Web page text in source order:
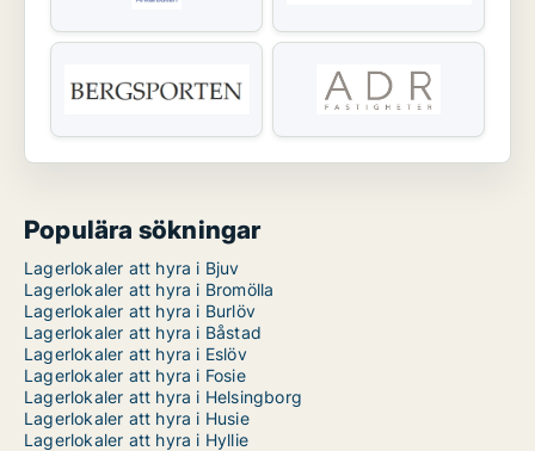
Populära sökningar
Lagerlokaler att hyra i Bjuv
Lagerlokaler att hyra i Bromölla
Lagerlokaler att hyra i Burlöv
Lagerlokaler att hyra i Båstad
Lagerlokaler att hyra i Eslöv
Lagerlokaler att hyra i Fosie
Lagerlokaler att hyra i Helsingborg
Lagerlokaler att hyra i Husie
Lagerlokaler att hyra i Hyllie